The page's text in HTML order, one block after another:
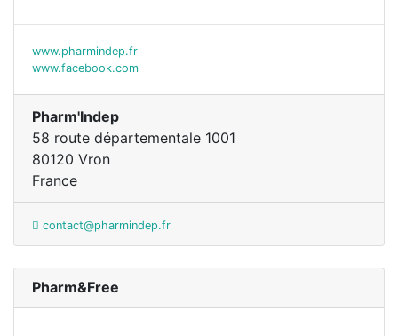
www.pharmindep.fr
www.facebook.com
Pharm'Indep
58 route départementale 1001
80120 Vron
France
contact@pharmindep.fr
Pharm&Free